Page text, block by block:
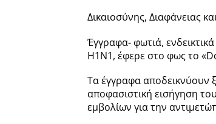
Δικαιοσύνης, Διαφάνειας
Έγγραφα- φωτιά,
Η1Ν1, έφερε στο φως το
Τα έγγραφα αποδεικνύουν
αποφασιστική εισήγηση
εμβολίων για την